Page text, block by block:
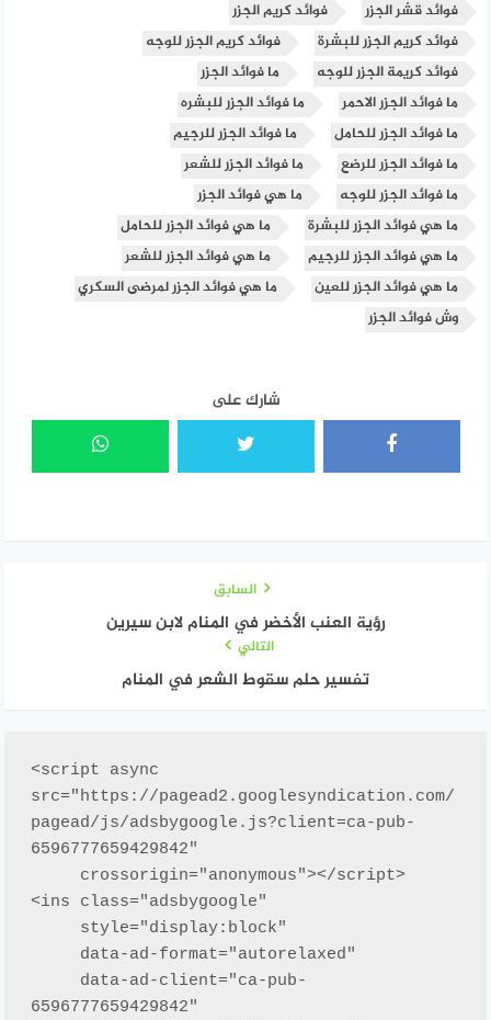
فوائد قشر الجزر
فوائد كريم الجزر
فوائد كريم الجزر للبشرة
فوائد كريم الجزر للوجه
فوائد كريمة الجزر للوجه
ما فوائد الجزر
ما فوائد الجزر الاحمر
ما فوائد الجزر للبشره
ما فوائد الجزر للحامل
ما فوائد الجزر للرجيم
ما فوائد الجزر للرضع
ما فوائد الجزر للشعر
ما فوائد الجزر للوجه
ما هي فوائد الجزر
ما هي فوائد الجزر للبشرة
ما هي فوائد الجزر للحامل
ما هي فوائد الجزر للرجيم
ما هي فوائد الجزر للشعر
ما هي فوائد الجزر للعين
ما هي فوائد الجزر لمرضى السكري
وش فوائد الجزر
شارك على
السابق
رؤية العنب الأخضر في المنام لابن سيرين
التالي
تفسير حلم سقوط الشعر في المنام
<script async
src="https://pagead2.googlesyndication.com/
pagead/js/adsbygoogle.js?client=ca-pub-
6596777659429842"
<ins class="adsbygoogle"
6596777659429842"